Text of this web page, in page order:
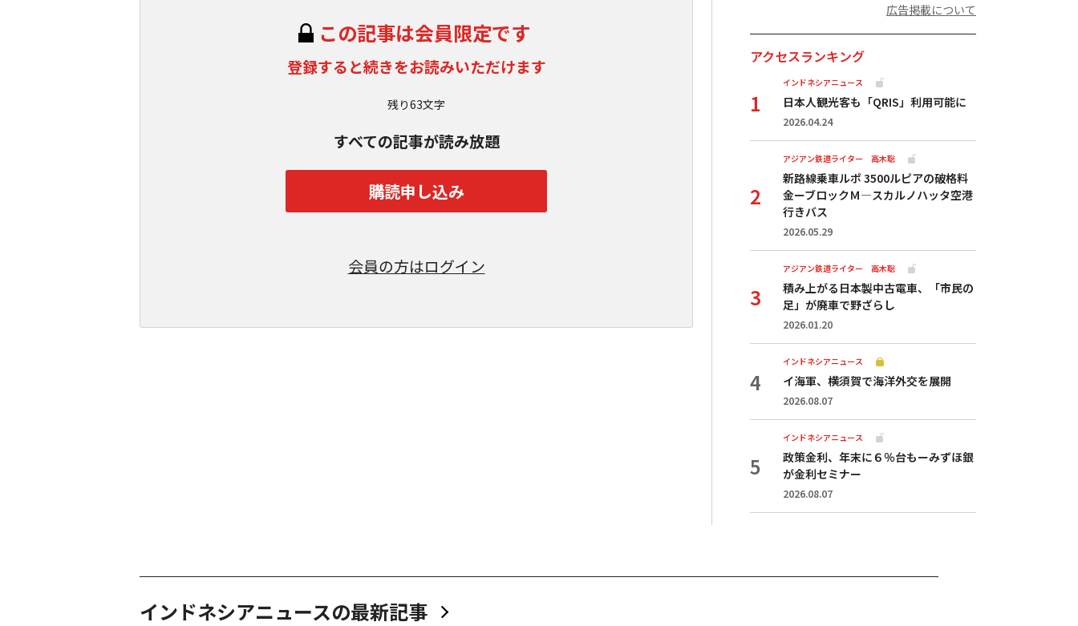
この記事は会員限定です
登録すると続きをお読みいただけます
残り63文字
すべての記事が読み放題
購読申し込み
会員の方はログイン
広告掲載について
アクセスランキング
インドネシアニュース
日本人観光客も「QRIS」利用可能に
2026.04.24
アジアン鉄道ライター 高木聡
新路線乗車ルポ 3500ルピアの破格料
金ーブロックＭ―スカルノハッタ空港
行きバス
2026.05.29
アジアン鉄道ライター 高木聡
積み上がる日本製中古電車、「市民の
足」が廃車で野ざらし
2026.01.20
インドネシアニュース
イ海軍、横須賀で海洋外交を展開
2026.08.07
インドネシアニュース
政策金利、年末に６％台もーみずほ銀
が金利セミナー
2026.08.07
インドネシアニュースの最新記事